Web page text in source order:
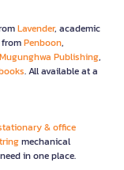
Lavender, academic
Penboon,
Mugunghwa Publishing,
. All available at a
& office
mechanical
in one place.